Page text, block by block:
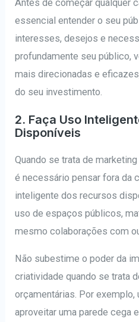
Antes de começar qualquer
essencial entender o seu
interesses, desejos e
profundamente seu público,
mais direcionadas e
do seu investimento.
2. Faça Uso
Disponíveis
Quando se trata de
é necessário pensar fora da
inteligente dos recursos
uso de espaços públicos,
mesmo colaborações com
Não subestime o poder da
criatividade quando se trata
orçamentárias. Por exemplo,
aproveitar uma parede cega